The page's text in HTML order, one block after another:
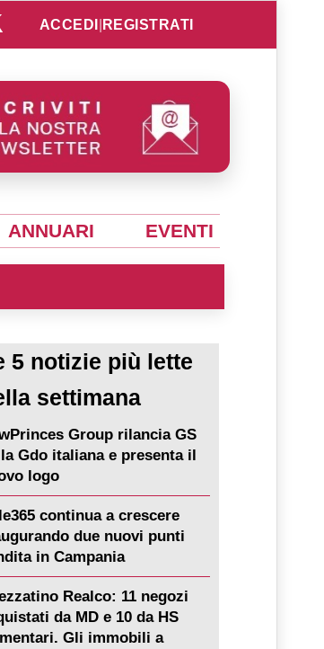
ACCEDI REGISTRATI
ANNUARI EVENTI
5 notizie più lette
settimana
Group rilancia GS
Gdo italiana e presenta il
logo
continua a crescere
due nuovi punti
in Campania
Realco: 11 negozi
da MD e 10 da HS
Gli immobili a